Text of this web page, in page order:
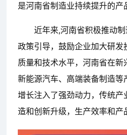
是河南省制造业持续提升的产
近年来,河南省积极推动
政策引导，鼓励企业加大研发
质量和技术水平，河南省在新
新能源汽车、高端装备制造等
增长注入了强劲动力，传统产
造和创新升级，生产效率和产